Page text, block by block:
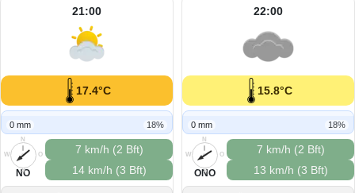
21:00
17.4°C
0 mm 18%
N
O
S
W
NO
7 km/h (2 Bft)
14 km/h (3 Bft)
22:00
15.8°C
0 mm 18%
N
O
S
W
ONO
7 km/h (2 Bft)
13 km/h (3 Bft)